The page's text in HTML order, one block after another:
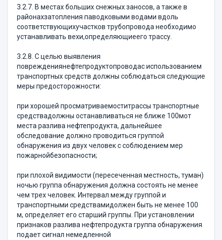
3.2.7. В местах больших снежных заносов, а также в
районахзатопления паводковыми водами вдоль
соответствующихучастков трубопровода необходимо
устанавливать вехи,определяющиеего трассу.
3.2.8. С целью выявления
повреждениянефтепродуктопроводас использованием
транспортных средств должны соблюдаться следующие
меры предосторожности:
при хорошей просматриваемоститрассы транспортные
средствадолжны останавливаться не ближе 100мот
места разлива нефтепродукта, дальнейшее
обследование должно проводиться группой
обнаружения из двух человек с соблюдением мер
пожарнойбезопасности;
при плохой видимости (пересеченная местность, туман)
ночью группа обнаружения должна состоять не менее
чем трех человек. Интервал между группой и
транспортными средствамидолжен быть не менее 100
м, определяет его старший группы. При установлении
признаков разлива нефтепродукта группа обнаружения
подает сигнал немедленной